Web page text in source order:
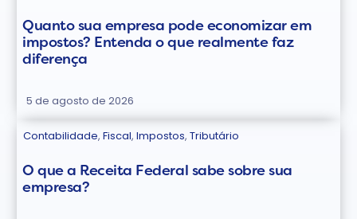
Quanto sua empresa pode economizar em
impostos? Entenda o que realmente faz
diferença
5 de agosto de 2026
Contabilidade,Fiscal,Impostos,Tributário
O que a Receita Federal sabe sobre sua
empresa?